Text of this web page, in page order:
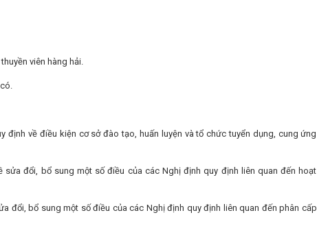
viên hàng hải.
định về điều kiện cơ sở đào tạo, huấn luyện và tổ chức tuyển dụng, cung ứng
sửa đổi, bổ sung một số điều của các Nghị định quy định liên quan đến hoạt
đổi, bổ sung một số điều của các Nghị định quy định liên quan đến phân cấp